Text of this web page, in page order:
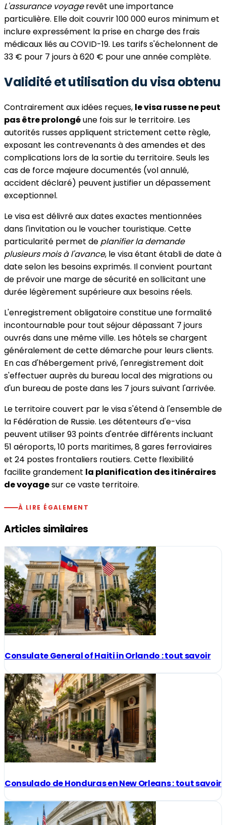
L'assurance voyagerevêt une importance
particulière. Elle doit couvrir 100 000 euros minimum et
inclure expressément la prise en charge des frais
médicaux liés au COVID-19. Les tarifs s'échelonnent de
33 € pour 7 jours à 620 € pour une année complète.
Validité et utilisation du visa obtenu
Contrairement aux idées reçues, le visa russe ne peut
pas être prolongéune fois sur le territoire. Les
autorités russes appliquent strictement cette règle,
exposant les contrevenants à des amendes et des
complications lors de la sortie du territoire. Seuls les
cas de force majeure documentés (vol annulé,
accident déclaré) peuvent justifier un dépassement
exceptionnel.
Le visa est délivré aux dates exactes mentionnées
dans l'invitation ou le voucher touristique. Cette
particularité permet de planifier la demande
plusieurs mois à l'avance, le visa étant établi de date à
date selon les besoins exprimés. Il convient pourtant
de prévoir une marge de sécurité en sollicitant une
durée légèrement supérieure aux besoins réels.
L'enregistrement obligatoire constitue une formalité
incontournable pour tout séjour dépassant 7 jours
ouvrés dans une même ville. Les hôtels se chargent
généralement de cette démarche pour leurs clients.
En cas d'hébergement privé, l'enregistrement doit
s'effectuer auprès du bureau local des migrations ou
d'un bureau de poste dans les 7 jours suivant l'arrivée.
Le territoire couvert par le visa s'étend à l'ensemble de
la Fédération de Russie. Les détenteurs d'e-visa
peuvent utiliser 93 points d'entrée différents incluant
51 aéroports, 10 ports maritimes, 8 gares ferroviaires
et 24 postes frontaliers routiers. Cette flexibilité
facilite grandement la planification des itinéraires
de voyagesur ce vaste territoire.
À LIRE ÉGALEMENT
Articles similaires
Consulate General of Haiti in Orlando : tout savoir
Consulado de Honduras en New Orleans : tout savoir